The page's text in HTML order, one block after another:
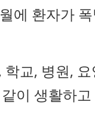
에 환자가
학교, 병원,
이 생활하